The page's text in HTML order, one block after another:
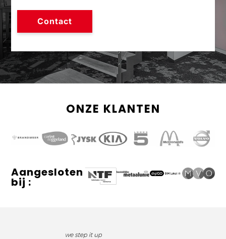
Contact
ONZE KLANTEN
Aangesloten
bij :